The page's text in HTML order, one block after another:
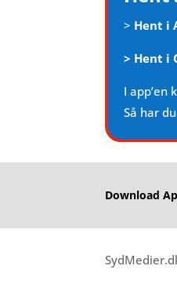
> Hent i
> Hent i
I app’en
Så har
Download